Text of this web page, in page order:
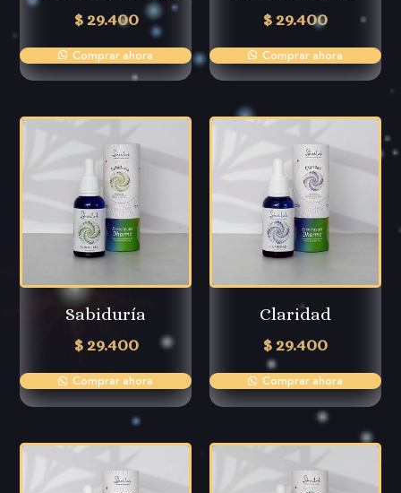
$29.400
Comprar ahora
$29.400
Comprar ahora
Sabiduría
$29.400
Comprar ahora
Claridad
$29.400
Comprar ahora